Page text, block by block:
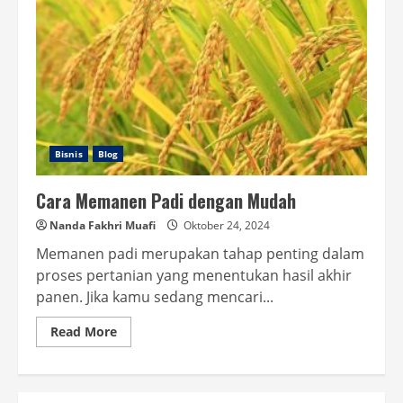
Bisnis Blog
Cara Memanen Padi dengan Mudah
Nanda Fakhri Muafi Oktober 24, 2024
Memanen padi merupakan tahap penting dalam
proses pertanian yang menentukan hasil akhir
panen. Jika kamu sedang mencari...
Read MoreRead
more